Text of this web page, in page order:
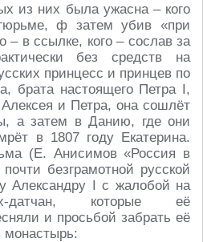
из них была ужасна – кого
ф затем убив «при
– в ссылке, кого – сослав за
без средств на
принцесс и принцев по
брата настоящего Петра I,
Алексея и Петра, она сошлёт
а затем в Данию, где они
в 1807 году Екатерина.
(Е. Анисимов «Россия в
безграмотной русской
Александру I с жалобой на
датчан, которые её
и просьбой забрать её
монастырь: